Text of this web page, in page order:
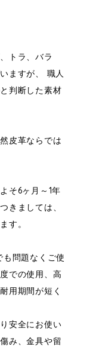
トラ、バラ
ますが、 職人
判断した素材
皮革ならでは
そ6ヶ月～1年
きましては、
す。
も問題なくご使
での使用、高
用期間が短く
安全にお使い
み、金具や留